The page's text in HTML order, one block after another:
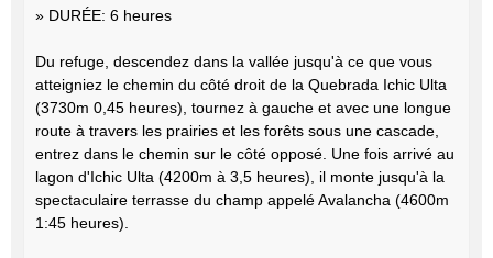
» DURÉE: 6 heures
Du refuge, descendez dans la vallée jusqu'à ce que vous
atteigniez le chemin du côté droit de la Quebrada Ichic Ulta
(3730m 0,45 heures), tournez à gauche et avec une longue
route à travers les prairies et les forêts sous une cascade,
entrez dans le chemin sur le côté opposé. Une fois arrivé au
lagon d'Ichic Ulta (4200m à 3,5 heures), il monte jusqu'à la
spectaculaire terrasse du champ appelé Avalancha (4600m
1:45 heures).